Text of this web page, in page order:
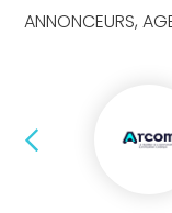
ANNONCEURS,
Précédent